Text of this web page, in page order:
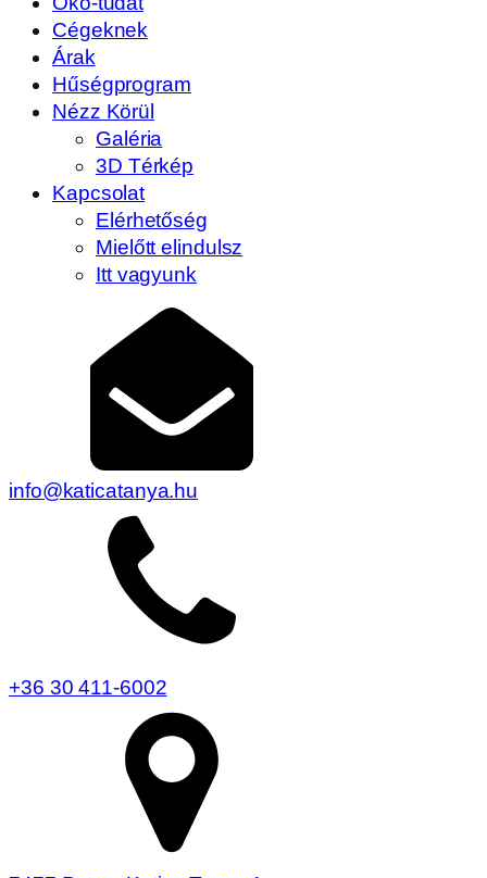
Cégeknek
Árak
Hűségprogram
Nézz Körül
Galéria
3D Térkép
Kapcsolat
Elérhetőség
Mielőtt elindulsz
Itt vagyunk
info@katicatanya.hu
+36 30 411-6002